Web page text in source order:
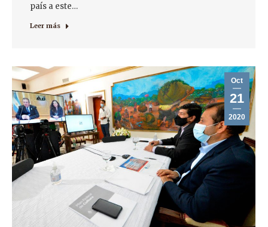
país a este…
Leer más
Oct
21
2020